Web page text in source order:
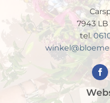
7943
tel.